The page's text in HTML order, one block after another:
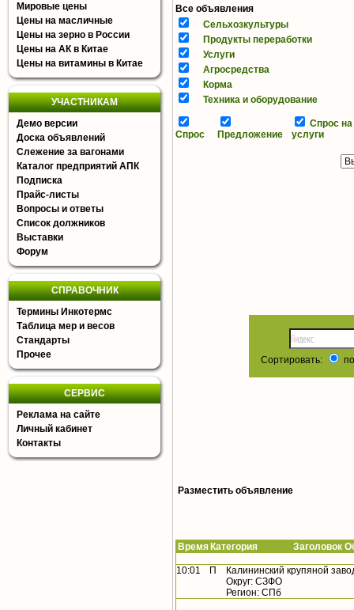
Мировые цены
Цены на масличные
Цены на зерно в России
Цены на АК в Китае
Цены на витамины в Китае
УЧАСТНИКАМ
Демо версии
Доска объявлений
Слежение за вагонами
Каталог предприятий АПК
Подписка
Прайс-листы
Вопросы и ответы
Список должников
Выставки
Форум
СПРАВОЧНИК
Термины Инкотермс
Таблица мер и весов
Стандарты
Прочее
СЕРВИС
Реклама на сайте
Личный кабинет
Контакты
Все объявления
Сельхозкультуры
Продукты переработки
Услуги
Агросредства
Корма
Техника и оборудование
Спрос Предложение
Спрос на
услуги
Сортировать:
Разместить объявление
Время Категория Заголовок
10:01 П
Калининский крупяной
Округ: СЗФО
Регион: СПб